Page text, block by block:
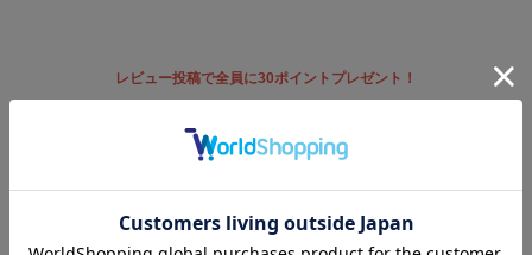
GELATO PIQUE CAT&DOG
ジェラート ピケ キャットアンドドッグ
レビュー投稿で全員に30ポイントプレゼント！
レビューはマイページのご注文履歴から投稿いただけます
返品・キャンセルについて